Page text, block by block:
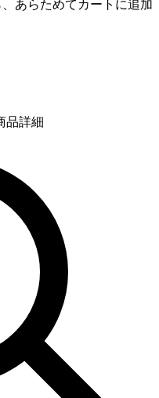
あらためてカートに追加
品詳細